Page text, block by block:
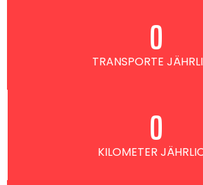
TRANSPORTE
0
KILOMETER
0